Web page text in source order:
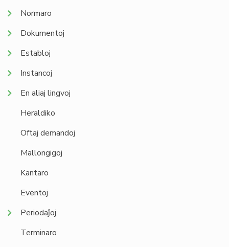
Normaro
Dokumentoj
Establoj
Instancoj
En aliaj lingvoj
Heraldiko
Oftaj demandoj
Mallongigoj
Kantaro
Eventoj
Periodaĵoj
Terminaro